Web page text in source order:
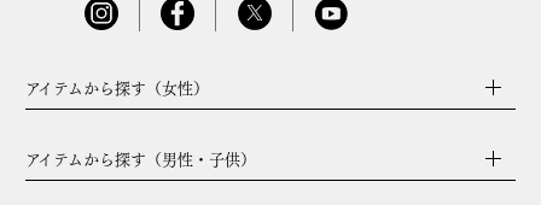
アイテムから探す（女性）
アイテムから探す（男性・子供）